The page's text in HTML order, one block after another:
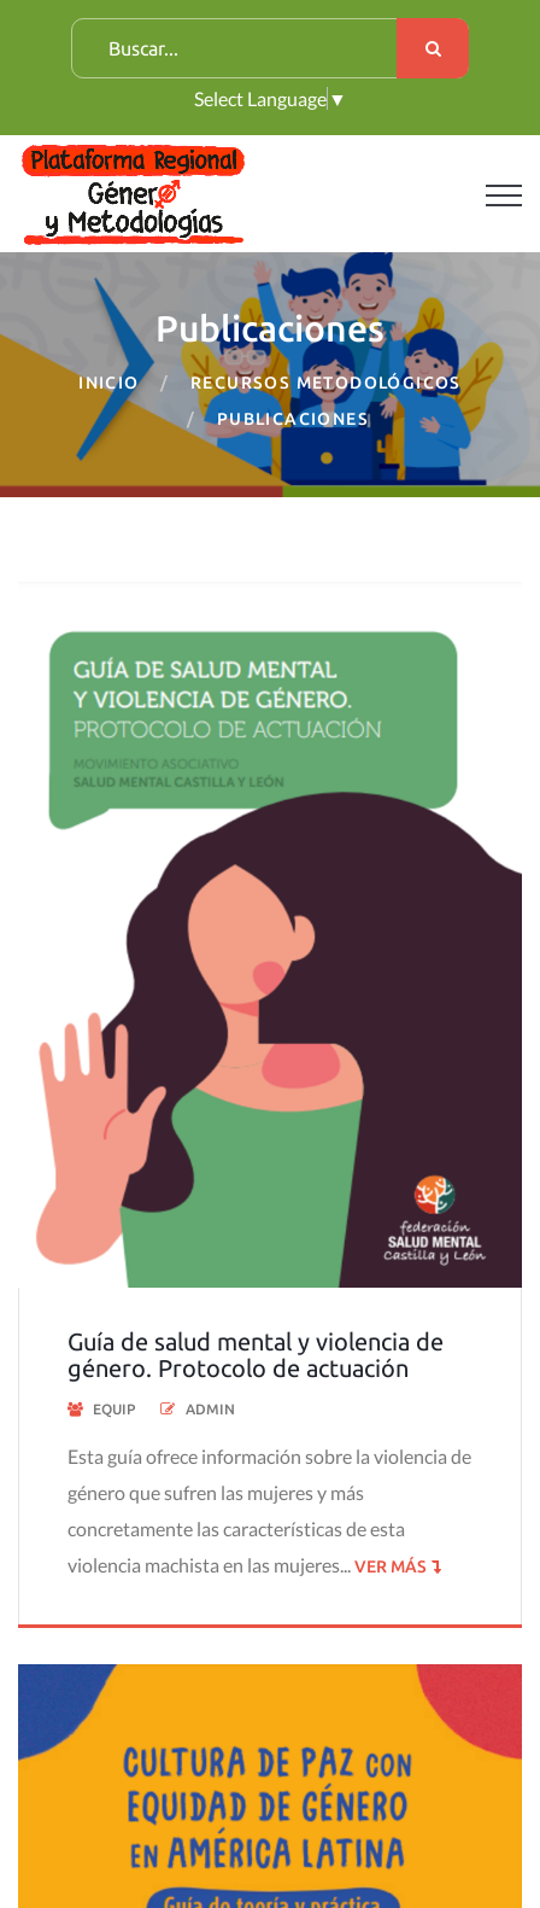
B
u
c
a
r
:
Select Language ▼
Publicaciones
INICIO
RECURSOS METODOLÓGICOS
PUBLICACIONES
Guía de salud mental y violencia de
género. Protocolo de actuación
EQUIP ADMIN
Esta guía ofrece información sobre la violencia de
género que sufren las mujeres y más
concretamente las características de esta
violencia machista en las mujeres... VER MÁS